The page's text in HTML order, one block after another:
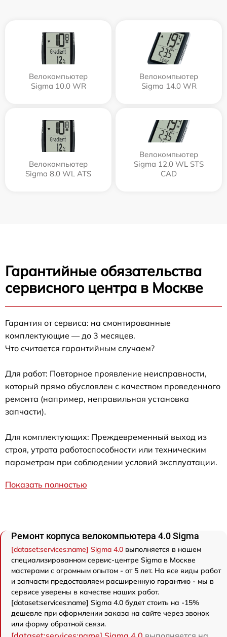
Велокомпьютер
Sigma 10.0 WR
Велокомпьютер
Sigma 14.0 WR
Велокомпьютер
Sigma 8.0 WL ATS
Велокомпьютер
Sigma 12.0 WL STS
CAD
Гарантийные обязательства
сервисного центра в Москве
Гарантия от сервиса: на смонтированные
комплектующие — до 3 месяцев.
Что считается гарантийным случаем?
Для работ: Повторное проявление неисправности,
который прямо обусловлен с качеством проведенного
ремонта (например, неправильная установка
запчасти).
Для комплектующих: Преждевременный выход из
строя, утрата работоспособности или техническим
параметрам при соблюдении условий эксплуатации.
Показать полностью
Ремонт корпуса велокомпьютера 4.0 Sigma
[dataset:services:name] Sigma 4.0 выполняется в нашем
специализированном сервис-центре Sigma в Москве
мастерами с огромным опытом - от 5 лет. На все виды работ
и запчасти предоставляем расширенную гарантию - мы в
сервисе уверены в качестве наших работ.
[dataset:services:name] Sigma 4.0 будет стоить на -15%
дешевле при оформлении заказа на сайте через звонок
или форму обратной связи.